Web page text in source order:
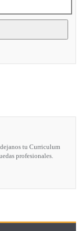
tu Curriculum
profesionales.